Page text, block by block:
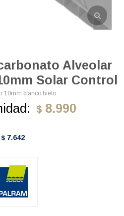
Alveolar
Solar Control
10mm blanco hielo
$ 8.990
$ 7.642